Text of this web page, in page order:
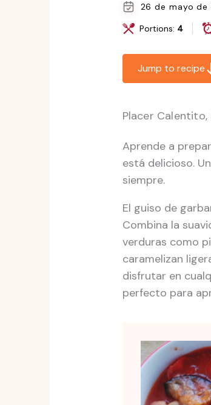
26 de mayo de
Portions: 4
Jump to recipe
Placer Calentito,
Aprende a
está delicioso.
siempre.
El guiso de
Combina la
verduras como
caramelizan
disfrutar en
perfecto para